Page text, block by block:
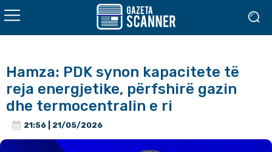
Hamza: PDK synon kapacitete të
reja energjetike, përfshirë gazin
dhe termocentralin e ri
21:56 | 21/05/2026